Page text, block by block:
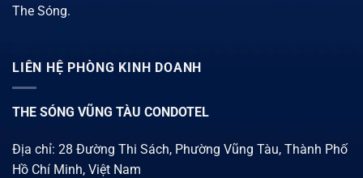
The Sóng.
LIÊN HỆ PHÒNG KINH DOANH
THE SÓNG VŨNG TÀU CONDOTEL
Địa chỉ: 28 Đường Thi Sách, Phường Vũng Tàu, Thành Phố
Hồ Chí Minh, Việt Nam